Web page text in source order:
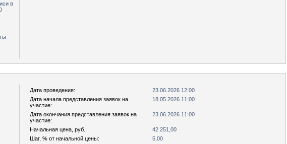
Дата проведения:
23.06.2026 12:00
Дата начала представления заявок на
участие:
18.05.2026 11:00
Дата окончания представления заявок на
участие:
23.06.2026 11:00
Начальная цена, руб.:
42 251,00
Шаг, % от начальной цены:
5,00